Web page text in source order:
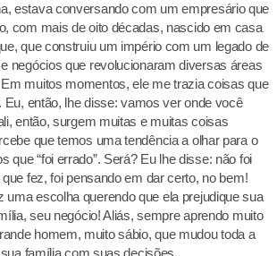
estava conversando com um empresário que
com mais de oito décadas, nascido em casa
que construiu um império com um legado de
negócios que revolucionaram diversas áreas
muitos momentos, ele me trazia coisas que
Eu, então, lhe disse: vamos ver onde você
então, surgem muitas e muitas coisas
que temos uma tendência a olhar para o
que “foi errado”. Será? Eu lhe disse: não foi
fez, foi pensando em dar certo, no bem!
uma escolha querendo que ela prejudique sua
seu negócio! Aliás, sempre aprendo muito
homem, muito sábio, que mudou toda a
família com suas decisões.